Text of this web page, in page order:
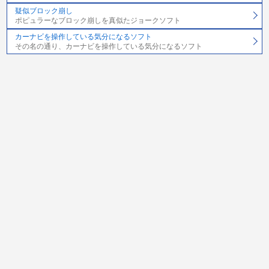
疑似ブロック崩し
ポピュラーなブロック崩しを真似たジョークソフト
カーナビを操作している気分になるソフト
その名の通り、カーナビを操作している気分になるソフト